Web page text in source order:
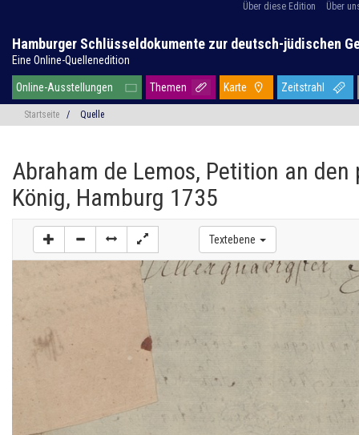
Über diese Edition Über
Hamburger Schlüsseldokumente zur deutsch-jüdischen
Eine Online-Quellenedition
Online-Ausstellungen Themen Karte Zeitstrahl
Startseite / Quelle
Abraham de Lemos, Petition an
König, Hamburg 1735
Textebene